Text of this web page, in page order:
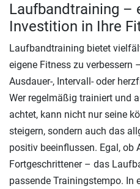
Laufbandtraining –
Investition in Ihre
Laufbandtraining bietet
eigene Fitness zu verbessern
Ausdauer-, Intervall- oder
Wer regelmäßig trainiert und
achtet, kann nicht nur seine
steigern, sondern auch das
positiv beeinflussen. Egal, ob
Fortgeschrittener – das
passende Trainingstempo. In